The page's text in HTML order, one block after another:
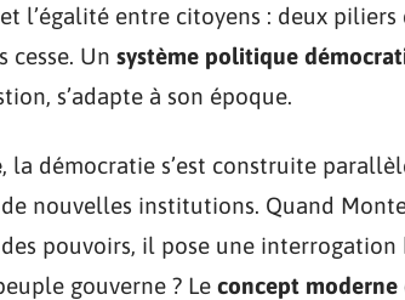
et l’égalité entre citoyens : deux piliers
cesse. Un système politique
s’adapte à son époque.
, la démocratie s’est construite
nouvelles institutions. Quand
des pouvoirs, il pose une
gouverne ? Le concept moderne